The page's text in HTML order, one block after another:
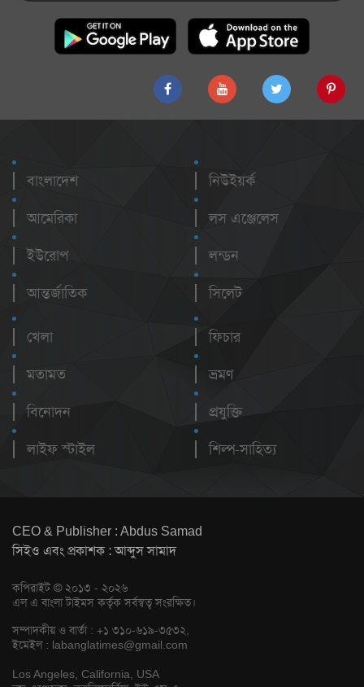
বাংলাদেশ
আমেরিকা
ইউরোপ
আন্তর্জাতিক
নিউইয়র্ক
লস এঞ্জেলেস
লন্ডন
সিলেট
খেলা
মতামত
বিনোদন
লাইফ স্টাইল
ফিচার
ভ্রমণ
প্রযুক্তি
শিল্প-সাহিত্য
CEO & Publisher : Abdus Samad
সিইও এবং প্রকাশক : আব্দুস সামাদ
কপিরাইট © ২০১৩ - ২০২৬
এল এ বাংলা টাইমস কর্তৃক সর্বস্বত্ব সংরক্ষিত।
সম্পাদকীয় ও বার্তা : +১ ৩১০-৬১৯-৩৫৩২,
ইমেইল : labanglatimes@gmail.com
Los Angeles, California, USA